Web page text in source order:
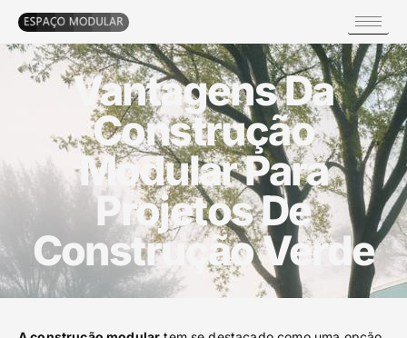
Vantagens Da
Construção
Modular Para
Projetos De
Construção Verde